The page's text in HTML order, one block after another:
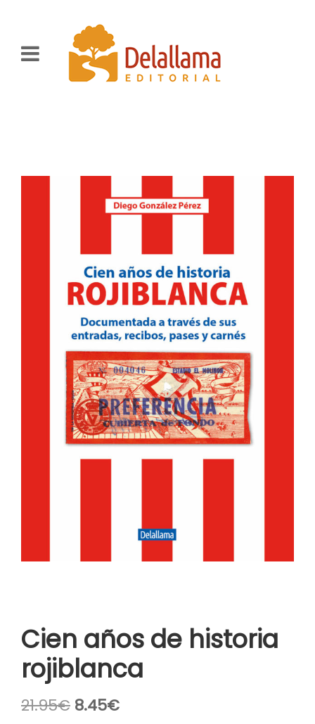
Cien años de historia
rojiblanca
21.95€ El
8.45€El